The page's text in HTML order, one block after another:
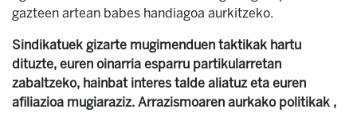
gazteen artean babes handiagoa aurkitzeko.
Sindikatuek gizarte mugimenduen taktikak hartu
dituzte, euren oinarria esparru partikularretan
zabaltzeko, hainbat interes talde aliatuz eta euren
afiliazioa mugiaraziz. Arrazismoaren aurkako politikak ,